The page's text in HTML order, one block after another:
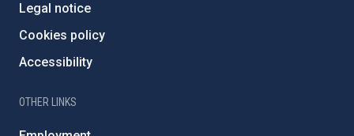
Legal notice
Cookies policy
Accessibility
OTHER LINKS